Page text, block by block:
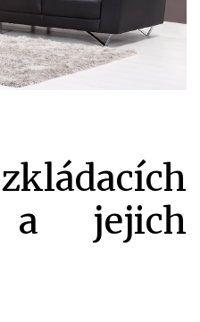
a jejich